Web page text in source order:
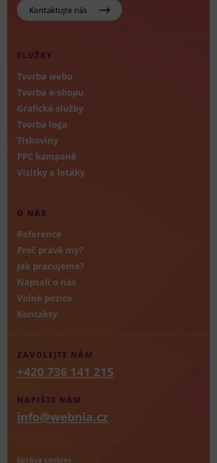
Kontaktujte nás
SLUŽBY
Tvorba webu
Tvorba e-shopu
Grafické služby
Tvorba loga
Tiskoviny
PPC kampaně
Vizitky a letáky
O NÁS
Reference
Proč právě my?
Jak pracujeme?
Napsali o nás
Volné pozice
Kontakty
NAPIŠTE NÁM
info@webnia.cz
ZAVOLEJTE NÁM
+420 736 141 215
Správa cookies